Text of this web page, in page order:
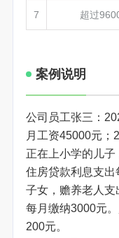
7 超过
案例说明
公司员工张三：
月工资45000元；
正在上小学的儿
住房贷款利息支
子女，赡养老人
每月缴纳3000元
200元。